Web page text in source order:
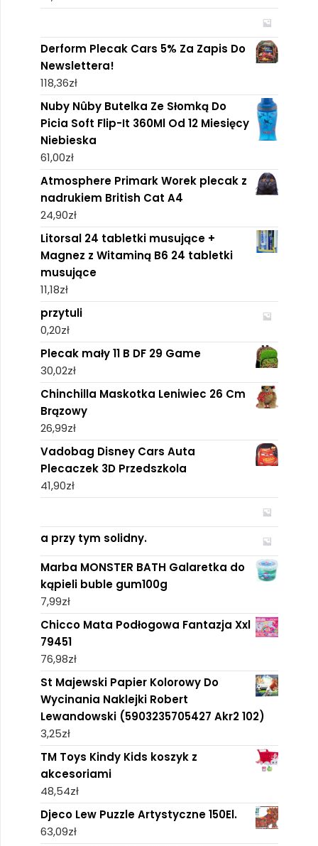
Derform Plecak Cars 5% Za Zapis Do
Newslettera!
118,36zł
Nuby Nûby Butelka Ze Słomką Do
Picia Soft Flip-It 360Ml Od 12 Miesięcy
Niebieska
61,00zł
Atmosphere Primark Worek plecak z
nadrukiem British Cat A4
24,90zł
Litorsal 24 tabletki musujące +
Magnez z Witaminą B6 24 tabletki
musujące
11,18zł
przytuli
0,20zł
Plecak mały 11 B DF 29 Game
30,02zł
Chinchilla Maskotka Leniwiec 26 Cm
Brązowy
26,99zł
Vadobag Disney Cars Auta
Plecaczek 3D Przedszkola
41,90zł
a przy tym solidny.
Marba MONSTER BATH Galaretka do
kąpieli buble gum100g
7,99zł
Chicco Mata Podłogowa Fantazja Xxl
79451
76,98zł
St Majewski Papier Kolorowy Do
Wycinania Naklejki Robert
Lewandowski (5903235705427 Akr2 102)
3,25zł
TM Toys Kindy Kids koszyk z
akcesoriami
48,54zł
Djeco Lew Puzzle Artystyczne 150El.
63,09zł